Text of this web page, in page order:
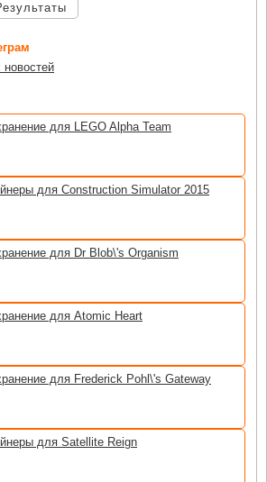
новостей
для LEGO Alpha Team
для Construction Simulator 2015
для Dr Blob\'s Organism
для Atomic Heart
для Frederick Pohl\'s Gateway
для Satellite Reign